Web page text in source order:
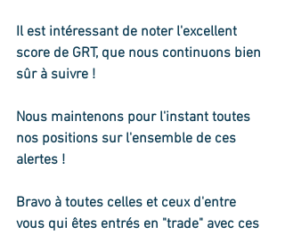
Il est intéressant de noter l'excellent
score de GRT, que nous continuons bien
sûr à suivre !
Nous maintenons pour l'instant toutes
nos positions sur l'ensemble de ces
alertes !
Bravo à toutes celles et ceux d'entre
vous qui êtes entrés en "trade" avec ces